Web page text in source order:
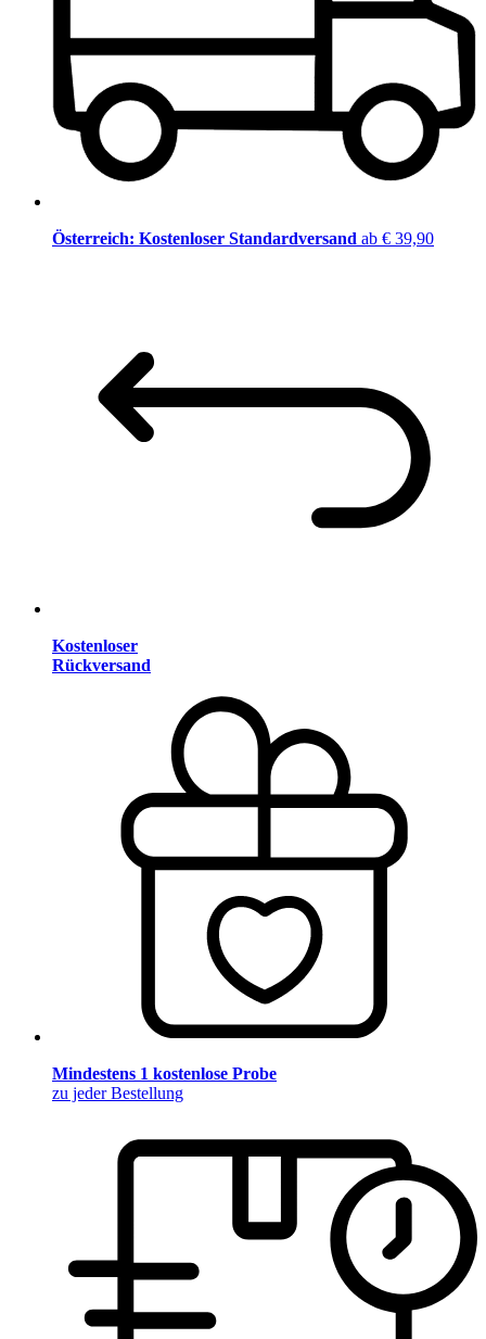
Österreich: Kostenloser Standardversand ab € 39,90
Kostenloser
Rückversand
Mindestens 1 kostenlose Probe
zu jeder Bestellung